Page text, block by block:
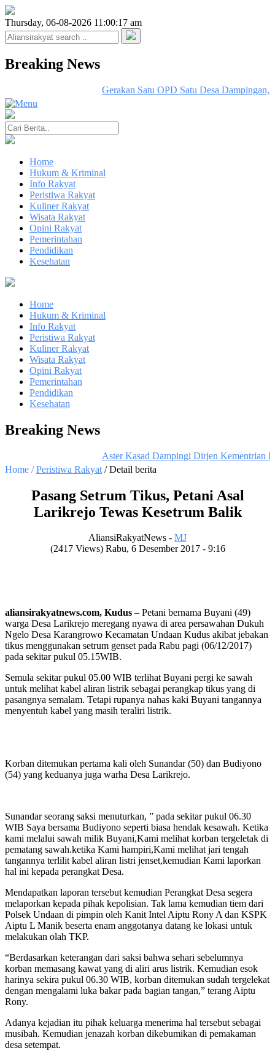
Thursday, 06-08-2026 11:00:17 am
Breaking News
Gerakan Satu OPD Satu Desa Dampingan,
Home
Hukum & Kriminal
Info Rakyat
Peristiwa Rakyat
Kuliner Rakyat
Wisata Rakyat
Opini Rakyat
Pemerintahan
Pendidikan
Kesehatan
Home
Hukum & Kriminal
Info Rakyat
Peristiwa Rakyat
Kuliner Rakyat
Wisata Rakyat
Opini Rakyat
Pemerintahan
Pendidikan
Kesehatan
Breaking News
Aster Kasad Dampingi Dirjen Kementrian
Home /Peristiwa Rakyat / Detail berita
Pasang Setrum Tikus, Petani Asal
Larikrejo Tewas Kesetrum Balik
AliansiRakyatNews - MJ
(2417 Views) Rabu, 6 Desember 2017 - 9:16
aliansirakyatnews.com, Kudus – Petani bernama Buyani (49)
warga Desa Larikrejo meregang nyawa di area persawahan Dukuh
Ngelo Desa Karangrowo Kecamatan Undaan Kudus akibat jebakan
tikus menggunakan setrum genset pada Rabu pagi (06/12/2017)
pada sekitar pukul 05.15WIB.
Semula sekitar pukul 05.00 WIB terlihat Buyani pergi ke sawah
untuk melihat kabel aliran listrik sebagai perangkap tikus yang di
pasangnya semalam. Tetapi rupanya nahas kaki Buyani tangannya
menyentuh kabel yang masih teraliri listrik.
Korban ditemukan pertama kali oleh Sunandar (50) dan Budiyono
(54) yang keduanya juga warha Desa Larikrejo.
Sunandar seorang saksi menuturkan, ” pada sekitar pukul 06.30
WIB Saya bersama Budiyono seperti biasa hendak kesawah. Ketika
kami melalui sawah milik Buyani,Kami melihat korban tergeletak di
pematang sawah.ketika Kami hampiri,Kami melihat jari tengah
tangannya terlilit kabel aliran listri jenset,kemudian Kami laporkan
hal ini kepada perangkat Desa.
Mendapatkan laporan tersebut kemudian Perangkat Desa segera
melaporkan kepada pihak kepolisian. Tak lama kemudian tiem dari
Polsek Undaan di pimpin oleh Kanit Intel Aiptu Rony A dan KSPK
Aiptu L Manik beserta enam anggotanya datang ke lokasi untuk
melakukan olah TKP.
“Berdasarkan keterangan dari saksi bahwa sehari sebelumnya
korban memasang kawat yang di aliri arus listrik. Kemudian esok
harinya sekira pukul 06.30 WIB, korban ditemukan sudah tergelekat
dengan mengalami luka bakar pada bagian tangan,” terang Aiptu
Rony.
Adanya kejadian itu pihak keluarga menerima hal tersebut sebagai
musibah. Kemudian jenazah korban dikebumikan di pemakaman
desa setempat.